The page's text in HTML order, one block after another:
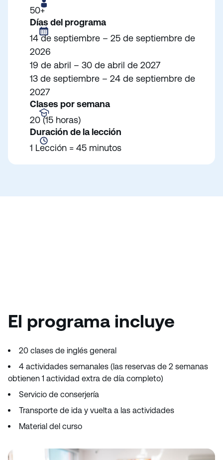
50+
Días del programa
14 de septiembre – 25 de septiembre de
2026
19 de abril – 30 de abril de 2027
13 de septiembre – 24 de septiembre de
2027
Clases por semana
20 (15 horas)
Duración de la lección
1 Lección = 45 minutos
El programa incluye
20 clases de inglés general
4 actividades semanales (las reservas de 2 semanas
obtienen 1 actividad extra de día completo)
Servicio de conserjería
Transporte de ida y vuelta a las actividades
Material del curso